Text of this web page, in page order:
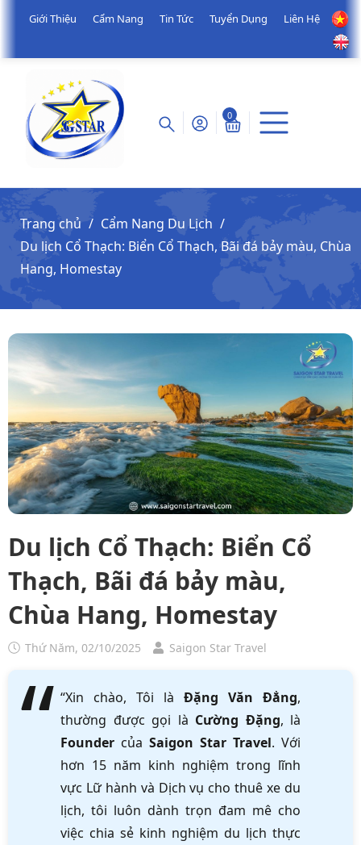
Giới Thiệu Cẩm Nang Tin Tức Tuyển Dụng Liên Hệ
0
Trang chủ
Cẩm Nang Du Lịch
Du lịch Cổ Thạch: Biển Cổ Thạch, Bãi đá bảy màu, Chùa
Hang, Homestay
Du lịch Cổ Thạch: Biển Cổ
Thạch, Bãi đá bảy màu,
Chùa Hang, Homestay
Thứ Năm, 02/10/2025 Saigon Star Travel
“Xin chào, Tôi là Đặng Văn Đẳng,
thường được gọi là Cường Đặng, là
Founder của Saigon Star Travel. Với
hơn 15 năm kinh nghiệm trong lĩnh
vực Lữ hành và Dịch vụ cho thuê xe du
lịch, tôi luôn dành trọn đam mê cho
việc chia sẻ kinh nghiệm du lịch thực